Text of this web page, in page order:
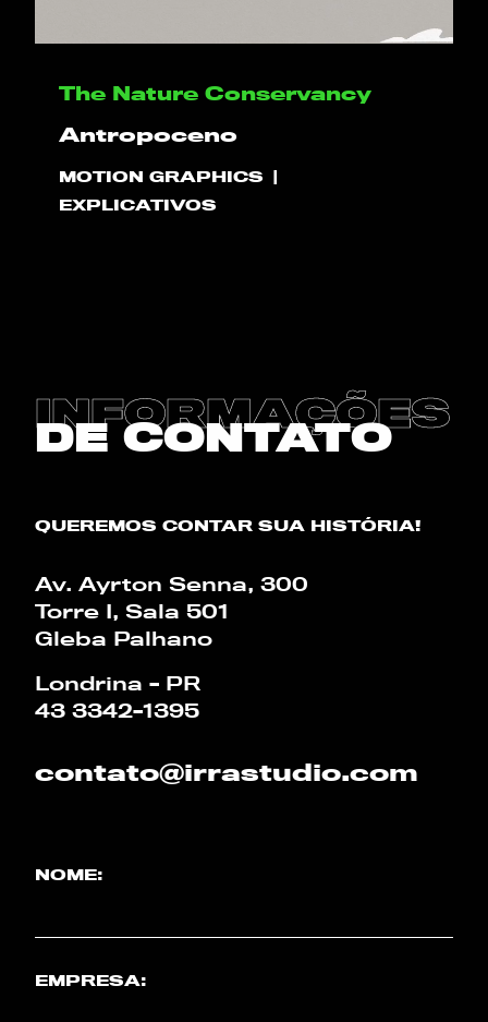
OLÁ
PLAY!
CLIENTES
CONTATO
BLOG
CALCULADORA
The Nature Conservancy
Antropoceno
MOTION GRAPHICS
EXPLICATIVOS
INFORMAÇÕES
DE CONTATO
QUEREMOS CONTAR SUA HISTÓRIA!
Av. Ayrton Senna, 300
Torre I, Sala 501
Gleba Palhano
Londrina - PR
43 3342-1395
contato@irrastudio.com
NOME:
EMPRESA: